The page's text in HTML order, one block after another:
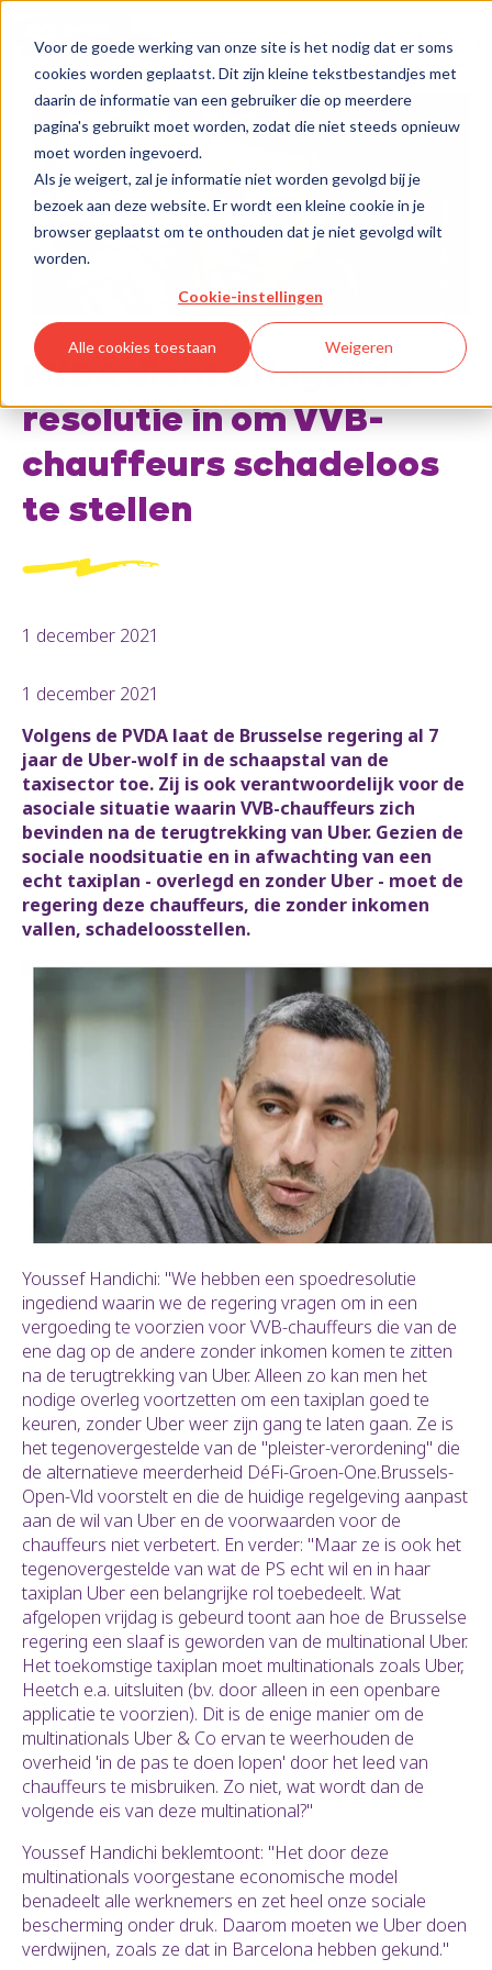
Voor de goede werking van onze site is het nodig dat er soms
cookies worden geplaatst. Dit zijn kleine tekstbestandjes met
daarin de informatie van een gebruiker die op meerdere
pagina's gebruikt moet worden, zodat die niet steeds opnieuw
moet worden ingevoerd.
Als je weigert, zal je informatie niet worden gevolgd bij je
bezoek aan deze website. Er wordt een kleine cookie in je
browser geplaatst om te onthouden dat je niet gevolgd wilt
worden.
Cookie-instellingen
Alle cookies toestaan Weigeren
PVDA dient dringende
resolutie in om VVB-
chauffeurs schadeloos
te stellen
1 december 2021
1 december 2021
Volgens de PVDA laat de Brusselse regering al 7
jaar de Uber-wolf in de schaapstal van de
taxisector toe. Zij is ook verantwoordelijk voor de
asociale situatie waarin VVB-chauffeurs zich
bevinden na de terugtrekking van Uber. Gezien de
sociale noodsituatie en in afwachting van een
echt taxiplan - overlegd en zonder Uber - moet de
regering deze chauffeurs, die zonder inkomen
vallen, schadeloosstellen.
Youssef Handichi: "We hebben een spoedresolutie
ingediend waarin we de regering vragen om in een
vergoeding te voorzien voor VVB-chauffeurs die van de
ene dag op de andere zonder inkomen komen te zitten
na de terugtrekking van Uber. Alleen zo kan men het
nodige overleg voortzetten om een taxiplan goed te
keuren, zonder Uber weer zijn gang te laten gaan. Ze is
het tegenovergestelde van de "pleister-verordening" die
de alternatieve meerderheid DéFi-Groen-One.Brussels-
Open-Vld voorstelt en die de huidige regelgeving aanpast
aan de wil van Uber en de voorwaarden voor de
chauffeurs niet verbetert. En verder: "Maar ze is ook het
tegenovergestelde van wat de PS echt wil en in haar
taxiplan Uber een belangrijke rol toebedeelt. Wat
afgelopen vrijdag is gebeurd toont aan hoe de Brusselse
regering een slaaf is geworden van de multinational Uber.
Het toekomstige taxiplan moet multinationals zoals Uber,
Heetch e.a. uitsluiten (bv. door alleen in een openbare
applicatie te voorzien). Dit is de enige manier om de
multinationals Uber & Co ervan te weerhouden de
overheid 'in de pas te doen lopen' door het leed van
chauffeurs te misbruiken. Zo niet, wat wordt dan de
volgende eis van deze multinational?"
Youssef Handichi beklemtoont: "Het door deze
multinationals voorgestane economische model
benadeelt alle werknemers en zet heel onze sociale
bescherming onder druk. Daarom moeten we Uber doen
verdwijnen, zoals ze dat in Barcelona hebben gekund."